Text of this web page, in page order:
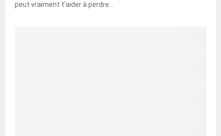
peut vraiment t’aider à perdre...